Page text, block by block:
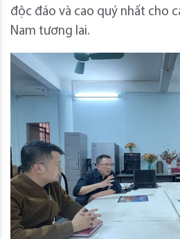
độc đáo và cao quý nhất cho
Nam tương lai.